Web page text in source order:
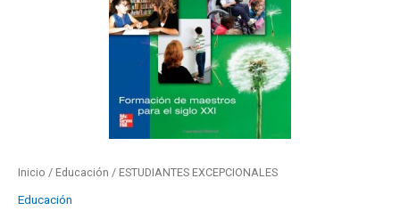
Inicio / Educación / ESTUDIANTES EXCEPCIONALES
Educación